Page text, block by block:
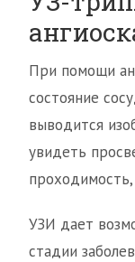
При помощи
состояние
выводится
увидеть
УЗИ дает
стадии